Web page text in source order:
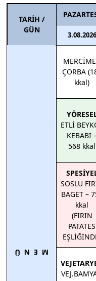
TARİH /
GÜN
3.08.2026
M E N Ü
ÇORBA
kkal)
ETLİ
KEBABI
568 kkal
SOSLU
BAGET –
kkal
(FIRIN
PATATES